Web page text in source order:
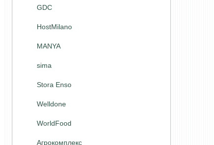
GDC
HostMilano
MANYA
sima
Stora Enso
Welldone
WorldFood
Агрокомплекс